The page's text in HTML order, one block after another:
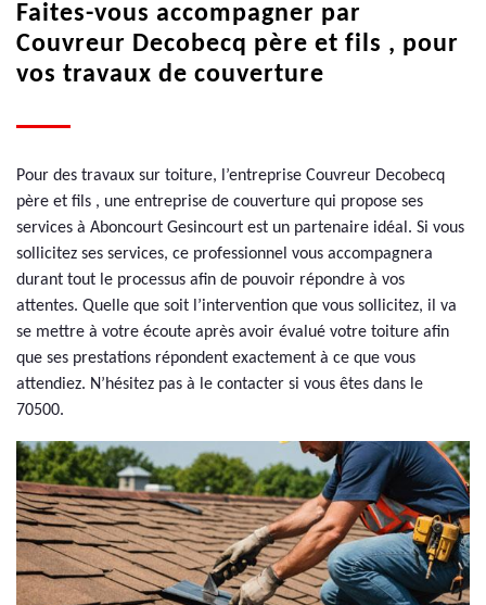
Faites-vous accompagner par
Couvreur Decobecq père et fils , pour
vos travaux de couverture
Pour des travaux sur toiture, l’entreprise Couvreur Decobecq
père et fils , une entreprise de couverture qui propose ses
services à Aboncourt Gesincourt est un partenaire idéal. Si vous
sollicitez ses services, ce professionnel vous accompagnera
durant tout le processus afin de pouvoir répondre à vos
attentes. Quelle que soit l’intervention que vous sollicitez, il va
se mettre à votre écoute après avoir évalué votre toiture afin
que ses prestations répondent exactement à ce que vous
attendiez. N’hésitez pas à le contacter si vous êtes dans le
70500.